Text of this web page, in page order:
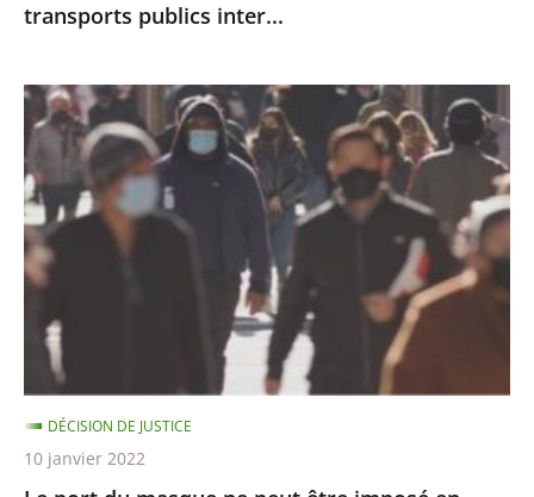
passe
dans
les
transports
publics
inter...
transports publics inter...
Le
port
du
masque
ne
peut
imposé
extérieur
qu’à
certaines
DÉCISION DE JUSTICE
10 janvier 2022